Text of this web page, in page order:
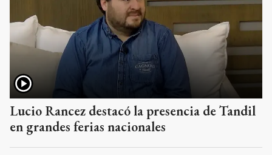
Lucio Rancez destacó la presencia de Tandil
en grandes ferias nacionales